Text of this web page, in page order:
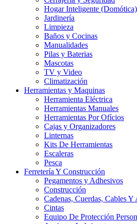
Hogar Inteligente (Domótica)
Jardinería
Limpieza
Baños y Cocinas
Manualidades
Pilas y Baterias
Mascotas
TV y Video
Climatización
Herramientas y Maquinas
Herramienta Eléctrica
Herramientas Manuales
Herramientas Por Ofícios
Cajas y Organizadores
Linternas
Kits De Herramientas
Escaleras
Pesca
Ferretería Y Construcción
Pegamentos y Adhesivos
Construcción
Cadenas, Cuerdas, Cables Y
Cintas
Equipo De Protección